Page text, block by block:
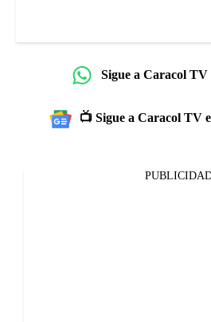
Sigue a Caracol
📺 Sigue a Caracol TV